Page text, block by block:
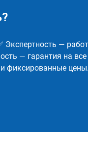
Экспертность —
— гарантия на
фиксированные цены.